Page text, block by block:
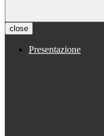
close
Presentazione